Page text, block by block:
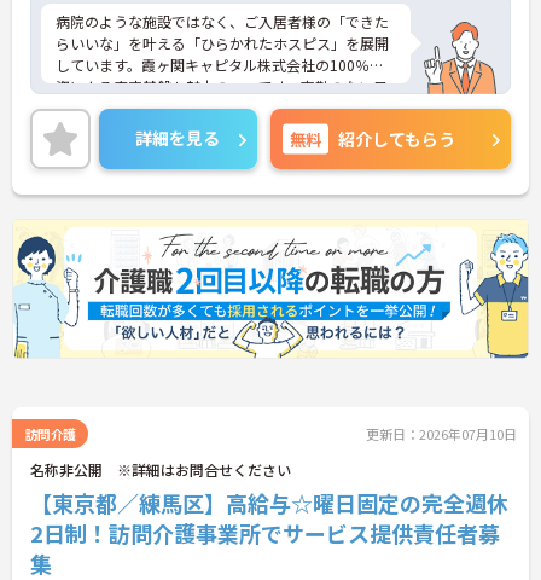
病院のような施設ではなく、ご入居者様の「できた
らいいな」を叶える「ひらかれたホスピス」を展開
しています。霞ヶ関キャピタル株式会社の100％出
資による安定基盤も魅力の一つです。夜勤のない日
勤のみの勤務体制となっており、体力的なゆとりを
持ちながら長く活躍できる環境が整っています。理
学療法士や言語聴覚士、看護師といった多職種が在
籍し、一つのチームとして連携できることも大きな
強みです。独自の職務等級表に基づく職務給制度
や、役職手当をはじめとする充実した待遇が整備さ
れており、確かな安心感を得ながらサービス管理業
務に集中できます。
★おすすめPOINT★
【日勤のみの勤務で、身体の負担を抑えて働けま
す】
可能なため、年齢を重ねても長期的に活躍し続けら
【多職種連携による安心のサポート体制が整ってい
ます】
・リハビリ専門職の在籍や、日中手厚く配置される
詳細を見る 無料 紹介してもらう
訪問介護 更新日：2026年07月10日
名称非公開 ※詳細はお問合せください
【東京都／練馬区】高給与☆曜日固定の完全週休
2日制！訪問介護事業所でサービス提供責任者募
集